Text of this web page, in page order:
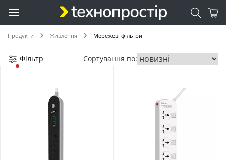
Продукти Живлення Мережеві фільтри
Фільтр Сортування по: